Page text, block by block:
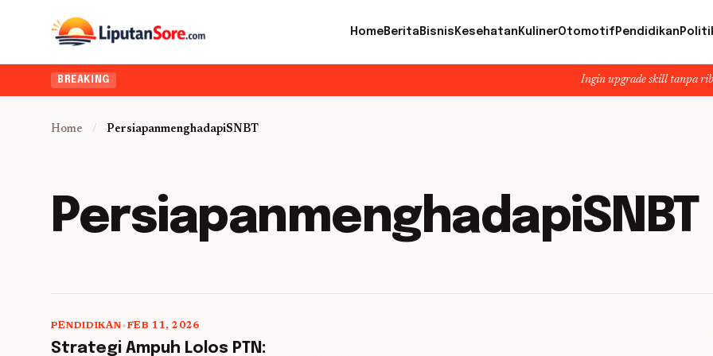
HomeBerita Bisnis Kesehatan KulinerOtomotif Pendidikan
BREAKING Ingin upgrade skill tanpa ribet?
Home / PersiapanmenghadapiSNBT
PersiapanmenghadapiSNBT
PENDIDIKAN•FEB 11, 2026
Strategi Ampuh Lolos PTN: